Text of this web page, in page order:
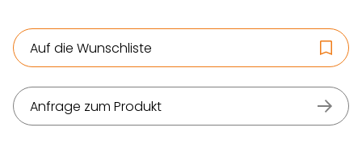
Auf die Wunschliste
Anfrage zum Produkt